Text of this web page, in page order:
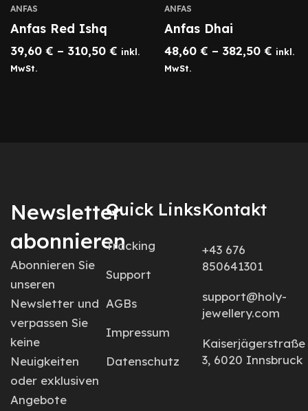
ANFAS
Anfas Red Ishq
39,60 € – 310,50 € inkl.
MwSt.
ANFAS
Anfas Dhai
48,60 € – 382,50 € inkl.
MwSt.
Newsletter
abonnieren
Abonnieren Sie
unseren
Newsletter und
verpassen Sie
keine
Neuigkeiten
oder exklusiven
Angebote
Quick Links
Tracking
Support
AGBs
Impressum
Datenschutz
Kontakt
+43 676
850641301
support@holy-
jewellery.com
Kaiserjägerstraße
3, 6020 Innsbruck